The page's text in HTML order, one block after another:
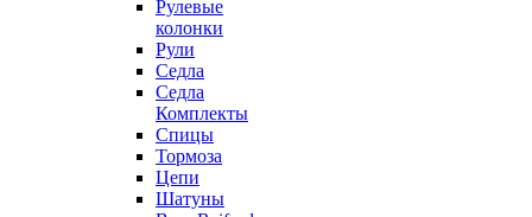
Рулевые
колонки
Рули
Седла
Седла
Комплекты
Спицы
Тормоза
Цепи
Шатуны